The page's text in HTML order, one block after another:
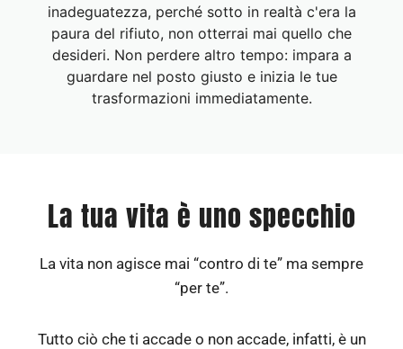
inadeguatezza, perché sotto in realtà c'era la
paura del rifiuto, non otterrai mai quello che
desideri. Non perdere altro tempo: impara a
guardare nel posto giusto e inizia le tue
trasformazioni immediatamente.
La tua vita è uno specchio
La vita non agisce mai “contro di te” ma sempre
“per te”.
Tutto ciò che ti accade o non accade, infatti, è un